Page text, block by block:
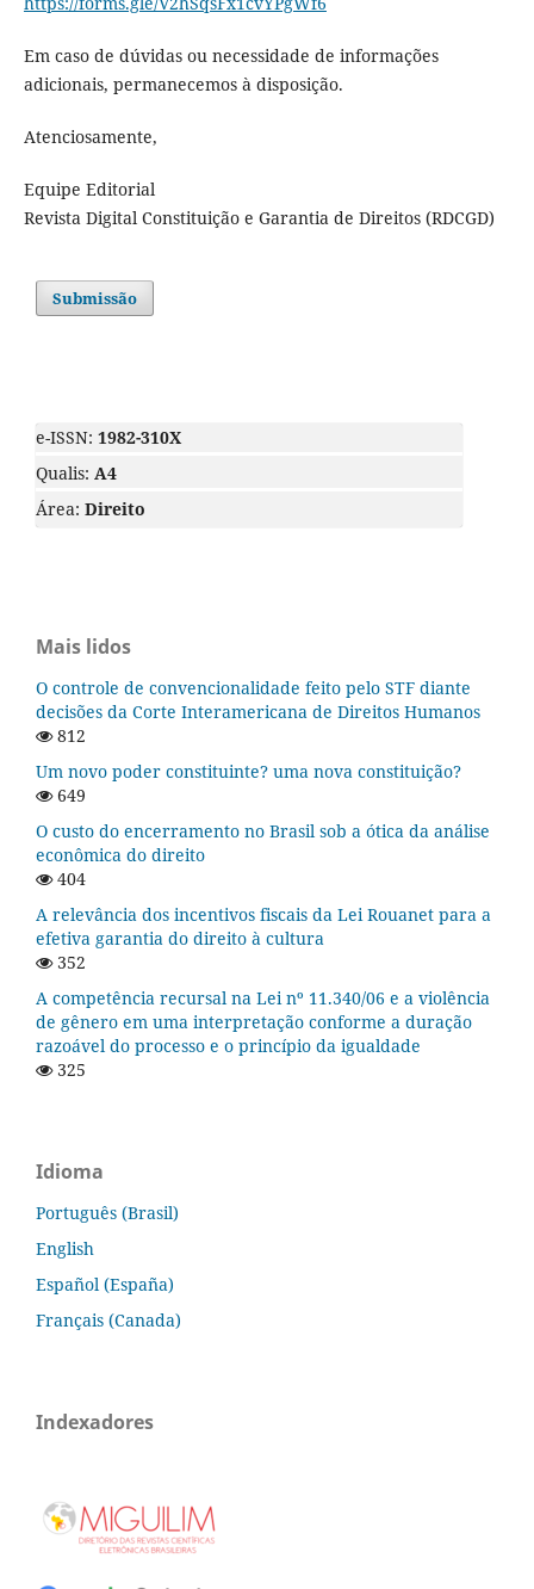
Em caso de dúvidas ou necessidade de informações
adicionais, permanecemos à disposição.
Atenciosamente,
Equipe Editorial
Revista Digital Constituição e Garantia de Direitos (RDCGD)
Submissão
e-ISSN: 1982-310X
Qualis: A4
Área: Direito
Mais lidos
O controle de convencionalidade feito pelo STF diante
decisões da Corte Interamericana de Direitos Humanos
812
Um novo poder constituinte? uma nova constituição?
649
O custo do encerramento no Brasil sob a ótica da análise
econômica do direito
404
A relevância dos incentivos fiscais da Lei Rouanet para a
efetiva garantia do direito à cultura
352
A competência recursal na Lei nº 11.340/06 e a violência
de gênero em uma interpretação conforme a duração
razoável do processo e o princípio da igualdade
325
Idioma
Português (Brasil)
English
Español (España)
Français (Canada)
Indexadores